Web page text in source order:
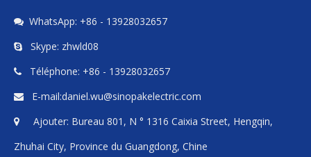
 WhatsApp: +86 - 13928032657
 Skype: zhwld08
 Téléphone: +86 - 13928032657
 E-mail:daniel.wu@sinopakelectric.com
 Ajouter: Bureau 801, N ° 1316 Caixia Street, Hengqin,
Zhuhai City, Province du Guangdong, Chine